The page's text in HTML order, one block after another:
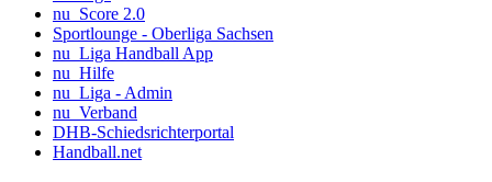
nu_Score 2.0
Sportlounge - Oberliga Sachsen
nu_Liga Handball App
nu_Hilfe
nu_Liga - Admin
nu_Verband
DHB-Schiedsrichterportal
Handball.net